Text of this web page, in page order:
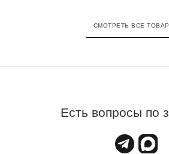
СМОТРЕТЬ ВСЕ
Есть вопросы по